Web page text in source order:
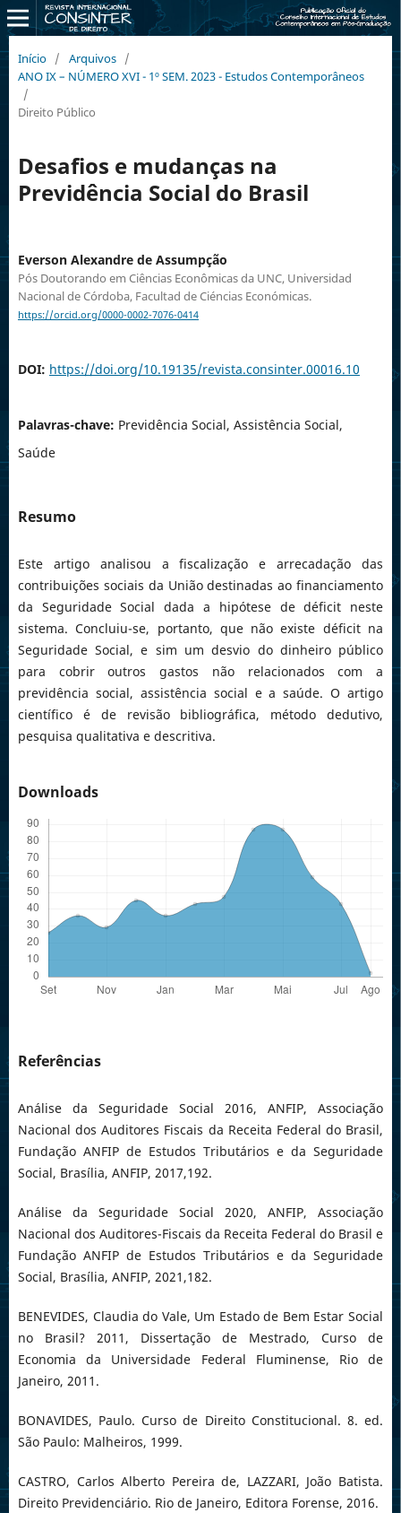
Início / Arquivos /
ANO IX – NÚMERO XVI - 1º SEM. 2023 - Estudos Contemporâneos
/
Direito Público
Desafios e mudanças na
Previdência Social do Brasil
Everson Alexandre de Assumpção
Pós Doutorando em Ciências Econômicas da UNC, Universidad
Nacional de Córdoba, Facultad de Ciéncias Económicas.
https://orcid.org/0000-0002-7076-0414
DOI: https://doi.org/10.19135/revista.consinter.00016.10
Palavras-chave: Previdência Social, Assistência Social,
Saúde
Resumo
Este artigo analisou a fiscalização e arrecadação das
contribuições sociais da União destinadas ao financiamento
da Seguridade Social dada a hipótese de déficit neste
sistema. Concluiu-se, portanto, que não existe déficit na
Seguridade Social, e sim um desvio do dinheiro público
para cobrir outros gastos não relacionados com a
previdência social, assistência social e a saúde. O artigo
científico é de revisão bibliográfica, método dedutivo,
pesquisa qualitativa e descritiva.
Downloads
Referências
Análise da Seguridade Social 2016, ANFIP, Associação
Nacional dos Auditores­ Fiscais da Receita Federal do Brasil,
Fundação ANFIP de Estudos Tributários e da Seguridade
Social, Brasília, ANFIP, 2017,192.
Análise da Seguridade Social 2020, ANFIP, Associação
Nacional dos Auditores-Fiscais da Receita Federal do Brasil e
Fundação ANFIP de Estudos Tributários e da Seguridade
Social, Brasília, ANFIP, 2021,182.
BENEVIDES, Claudia do Vale, Um Estado de Bem Estar Social
no Brasil? 2011, Dissertação de Mestrado, Curso de
Economia da Universidade Federal Fluminense, Rio de
Janeiro, 2011.
BONAVIDES, Paulo. Curso de Direito Constitucional. 8. ed.
São Paulo: Malheiros, 1999.
CASTRO, Carlos Alberto Pereira de, LAZZARI, João Batista.
Direito Previdenciário. Rio de Janeiro, Editora Forense, 2016.